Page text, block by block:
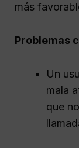
más
Problemas
Un
mala
que